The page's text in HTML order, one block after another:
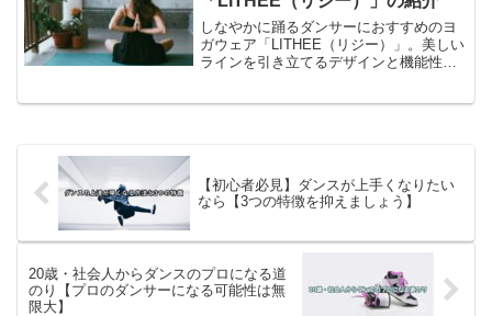
しなやかに踊るダンサーにおすすめのヨ
ガウェア「LITHEE（リジー）」。美しい
ラインを引き立てるデザインと機能性
【初心者必見】ダンスが上手くなりたい
なら【3つの特徴を抑えましょう】
20歳・社会人からダンスのプロになる道
のり【プロのダンサーになる可能性は無
限大】